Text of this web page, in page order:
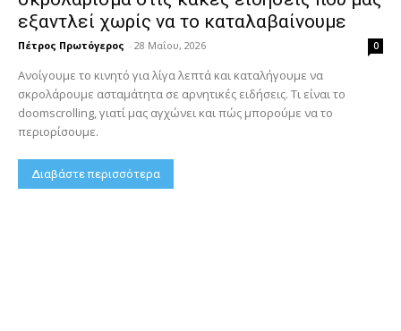
εξαντλεί χωρίς να το καταλαβαίνουμε
Πέτρος Πρωτόγερος - 28 Μαΐου, 2026 0
Ανοίγουμε το κινητό για λίγα λεπτά και καταλήγουμε να
σκρολάρουμε ασταμάτητα σε αρνητικές ειδήσεις. Τι είναι το
doomscrolling, γιατί μας αγχώνει και πώς μπορούμε να το
περιορίσουμε.
Διαβάστε περισσότερα